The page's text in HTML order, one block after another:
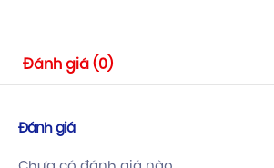
Đánh giá (0)
Đánh giá